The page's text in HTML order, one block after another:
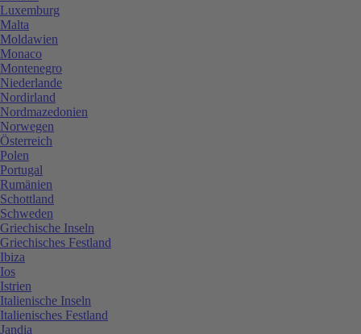
Luxemburg
Malta
Moldawien
Monaco
Montenegro
Niederlande
Nordirland
Nordmazedonien
Norwegen
Österreich
Polen
Portugal
Rumänien
Schottland
Schweden
Griechische Inseln
Griechisches Festland
Ibiza
Ios
Istrien
Italienische Inseln
Italienisches Festland
Jandia